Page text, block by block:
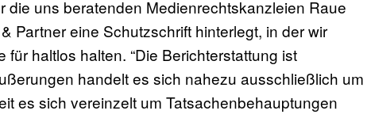
uns beratenden Medienrechtskanzleien Raue
Partner eine Schutzschrift hinterlegt, in der wir
haltlos halten. “Die Berichterstattung ist
handelt es sich nahezu ausschließlich um
es sich vereinzelt um Tatsachenbehauptungen